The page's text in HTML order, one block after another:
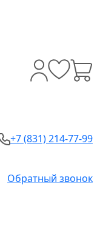
+7 (831) 214-77-99
Обратный звонок